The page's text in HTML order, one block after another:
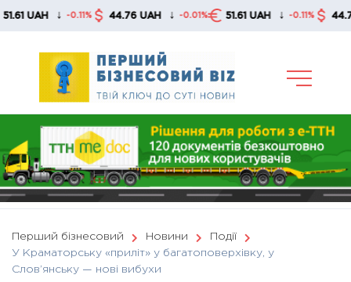
Skip
↓ -0.11% 44.76 UAH ↓ -0.01% 51.61 UAH ↓ -0.11% 44.76 UAH
Перший бізнесовий Новини
Події
У Краматорську «приліт» у багатоповерхівку, у
Слов’янську — нові вибухи